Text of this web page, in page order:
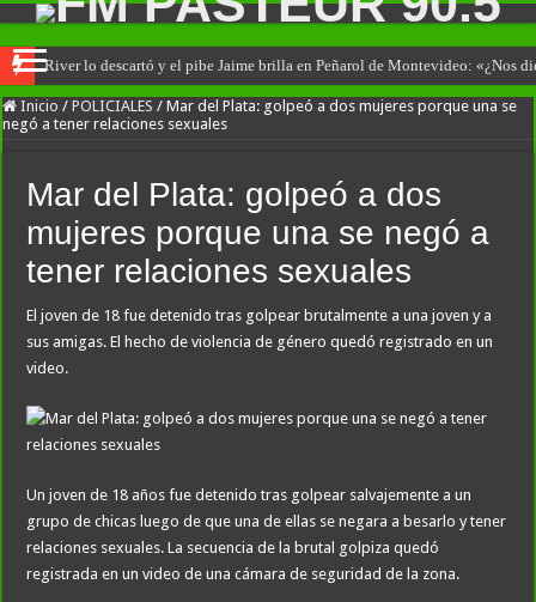
River lo descartó y el pibe Jaime brilla en Peñarol de Montevideo: «¿Nos
Inicio / POLICIALES / Mar del Plata: golpeó a dos mujeres porque una se
negó a tener relaciones sexuales
Mar del Plata: golpeó a dos
mujeres porque una se negó a
tener relaciones sexuales
El joven de 18 fue detenido tras golpear brutalmente a una joven y a
sus amigas. El hecho de violencia de género quedó registrado en un
video.
Un joven de 18 años fue detenido tras golpear salvajemente a un
grupo de chicas luego de que una de ellas se negara a besarlo y tener
relaciones sexuales. La secuencia de la brutal golpiza quedó
registrada en un video de una cámara de seguridad de la zona.